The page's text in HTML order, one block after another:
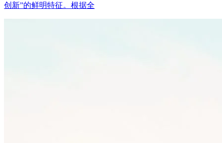
创新”的鲜明特征。根据全